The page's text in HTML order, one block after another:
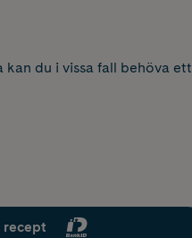
du i vissa fall behöva ett
recept